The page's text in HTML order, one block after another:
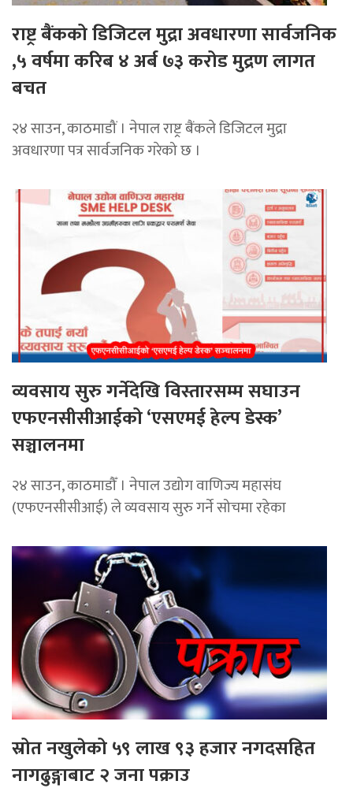
राष्ट्र बैंकको डिजिटल मुद्रा अवधारणा सार्वजनिक
,५ वर्षमा करिब ४ अर्ब ७३ करोड मुद्रण लागत
बचत
२४ साउन, काठमाडौं । नेपाल राष्ट्र बैंकले डिजिटल मुद्रा
अवधारणा पत्र सार्वजनिक गरेको छ ।
व्यवसाय सुरु गर्नेदेखि विस्तारसम्म सघाउन
एफएनसीसीआईको ‘एसएमई हेल्प डेस्क’
सञ्चालनमा
२४ साउन, काठमाडौँ । नेपाल उद्योग वाणिज्य महासंघ
(एफएनसीसीआई) ले व्यवसाय सुरु गर्ने सोचमा रहेका
स्रोत नखुलेको ५९ लाख ९३ हजार नगदसहित
नागढुङ्गाबाट २ जना पक्राउ